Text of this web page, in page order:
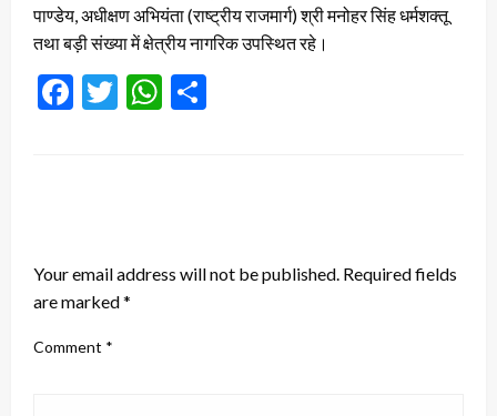
पाण्डेय, अधीक्षण अभियंता (राष्ट्रीय राजमार्ग) श्री मनोहर सिंह धर्मशक्तू
तथा बड़ी संख्या में क्षेत्रीय नागरिक उपस्थित रहे।
Facebook
TwitterWhatsApp
Your email address will not be published. Required fields
are marked*
Comment *